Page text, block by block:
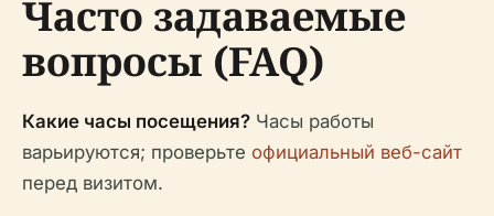
Часто задаваемые
вопросы (FAQ)
Какие часы посещения? Часы работы
варьируются; проверьте официальный веб-сайт
перед визитом.